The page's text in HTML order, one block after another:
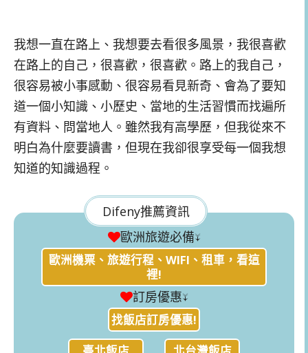
我想一直在路上、我想要去看很多風景，我很喜歡
在路上的自己，很喜歡，很喜歡。路上的我自己，
很容易被小事感動、很容易看見新奇、會為了要知
道一個小知識、小歷史、當地的生活習慣而找遍所
有資料、問當地人。雖然我有高學歷，但我從來不
明白為什麼要讀書，但現在我卻很享受每一個我想
知道的知識過程。
Difeny推薦資訊
歐洲旅遊必備↓
歐洲機票、旅遊行程、WIFI、租車，看這
裡!
訂房優惠↓
找飯店訂房優惠!